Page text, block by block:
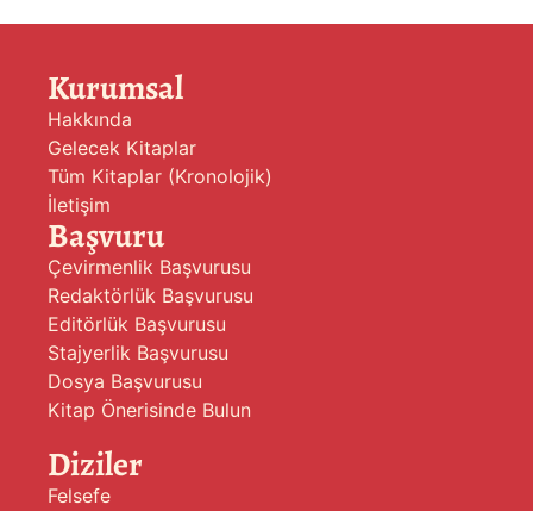
Kurumsal
Hakkında
Gelecek Kitaplar
Tüm Kitaplar (Kronolojik)
İletişim
Başvuru
Çevirmenlik Başvurusu
Redaktörlük Başvurusu
Editörlük Başvurusu
Stajyerlik Başvurusu
Dosya Başvurusu
Kitap Önerisinde Bulun
Diziler
Felsefe